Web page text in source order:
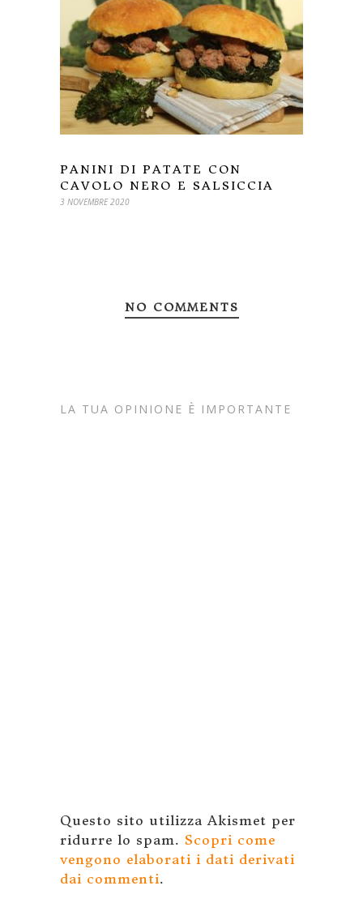
PANINI DI PATATE CON
CAVOLO NERO E SALSICCIA
3 NOVEMBRE 2020
NO COMMENTS
LA TUA OPINIONE È IMPORTANTE
Questo sito utilizza Akismet per
ridurre lo spam. Scopri come
vengono elaborati i dati derivati
dai commenti.